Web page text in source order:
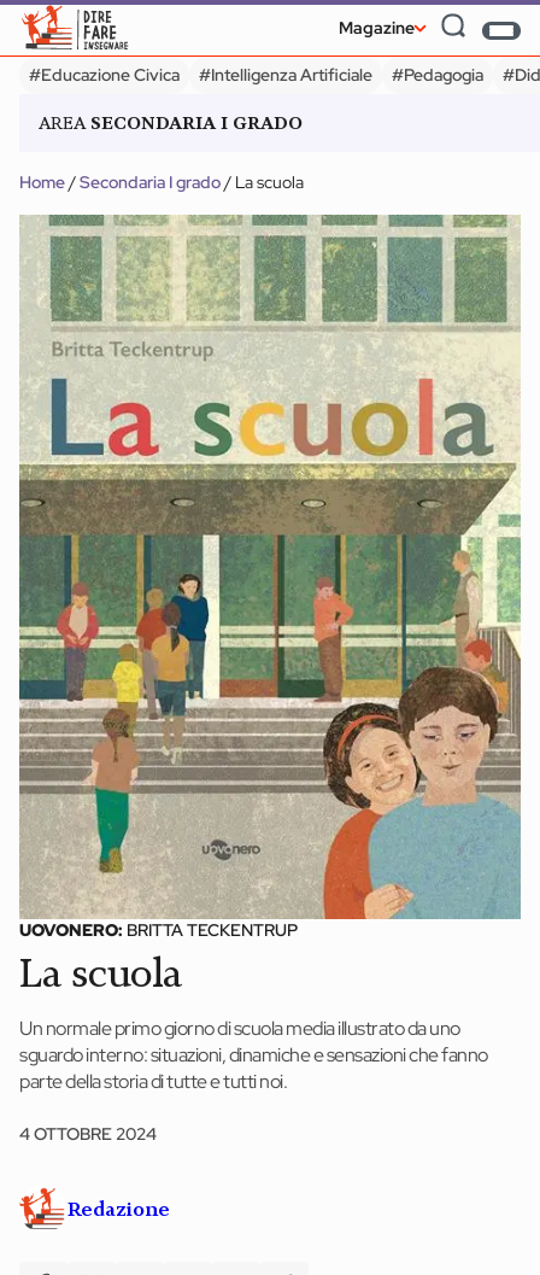
Magazine
Magazine
News ed eventi
Books
Webinar
Materiali didattici
Autori
Chi siamo
Scrivi con noi
Contatti
Didattica Espresso
INFANZIA
Udeskole: insegnare
e apprendere in
luoghi naturali
SECONDARIA II GRADO
Service
Cinque
per
#Educazione Civica #Intelligenza Artificiale #Pedagogia
AREA SECONDARIA I GRADO
Home/Secondaria I grado/ La scuola
UOVONERO: BRITTA TECKENTRUP
La scuola
Un normale primo giorno di scuola media illustrato da uno
sguardo interno: situazioni, dinamiche e sensazioni che fanno
parte della storia di tutte e tutti noi.
4 OTTOBRE 2024
Redazione